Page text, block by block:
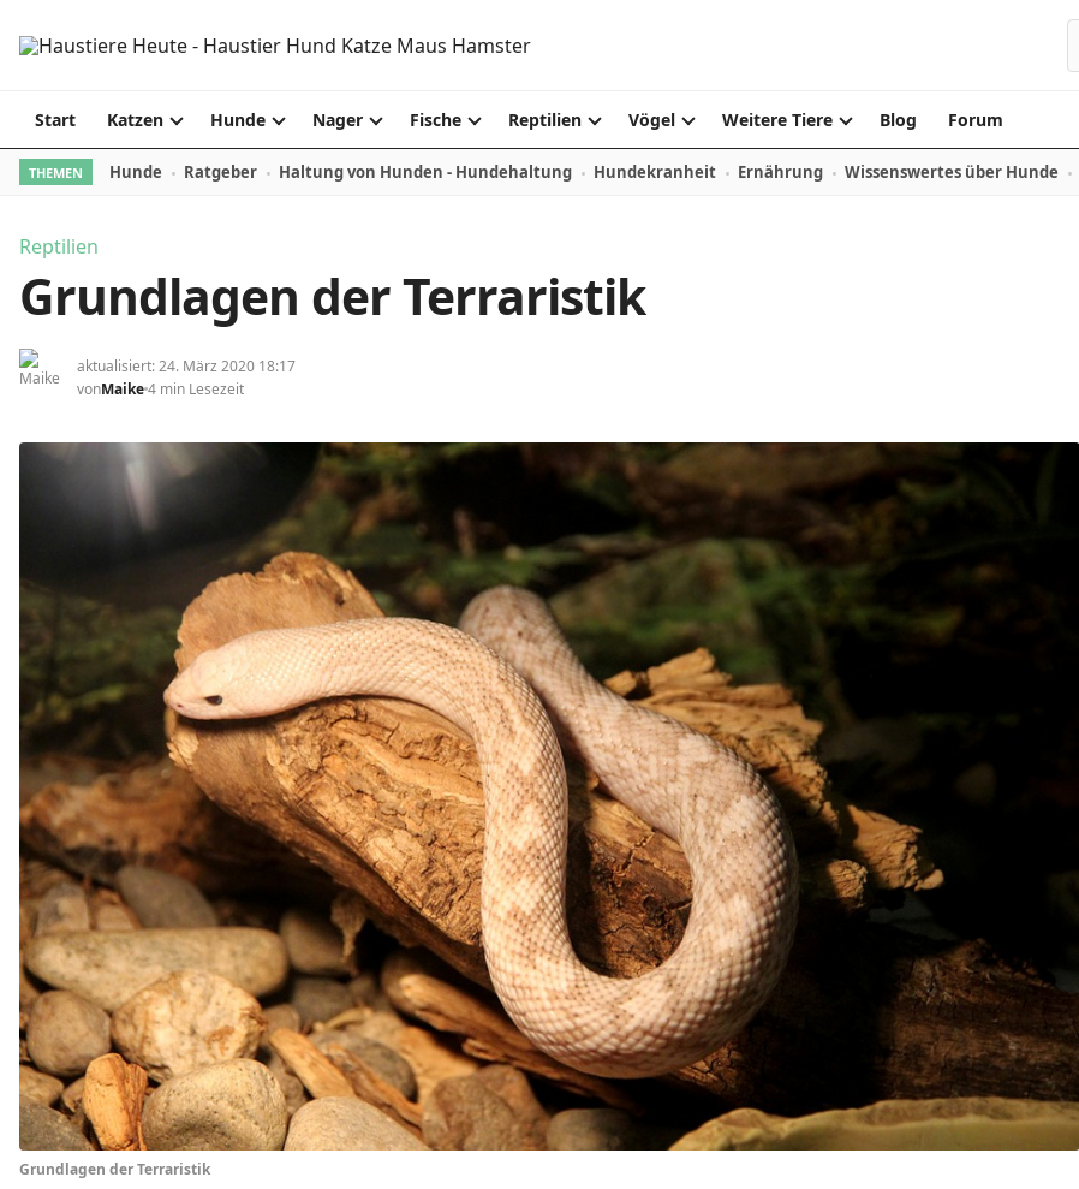
Start Katzen Hunde Nager Fische Reptilien Vögel Weitere Tiere Blog Forum
THEMEN Hunde Ratgeber Haltung von Hunden - Hundehaltung Hundekranheit Ernährung Wissenswertes über Hunde
Reptilien
Grundlagen der Terraristik
aktualisiert: 24. März 2020 18:17
vonMaike4 min Lesezeit
Grundlagen der Terraristik